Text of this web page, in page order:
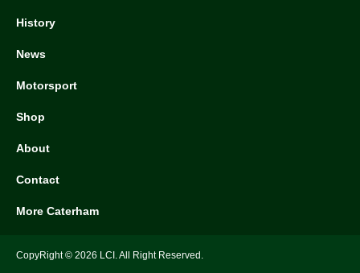
History
News
Motorsport
Shop
About
Contact
More Caterham
CopyRight © 2026 LCI. All Right Reserved.